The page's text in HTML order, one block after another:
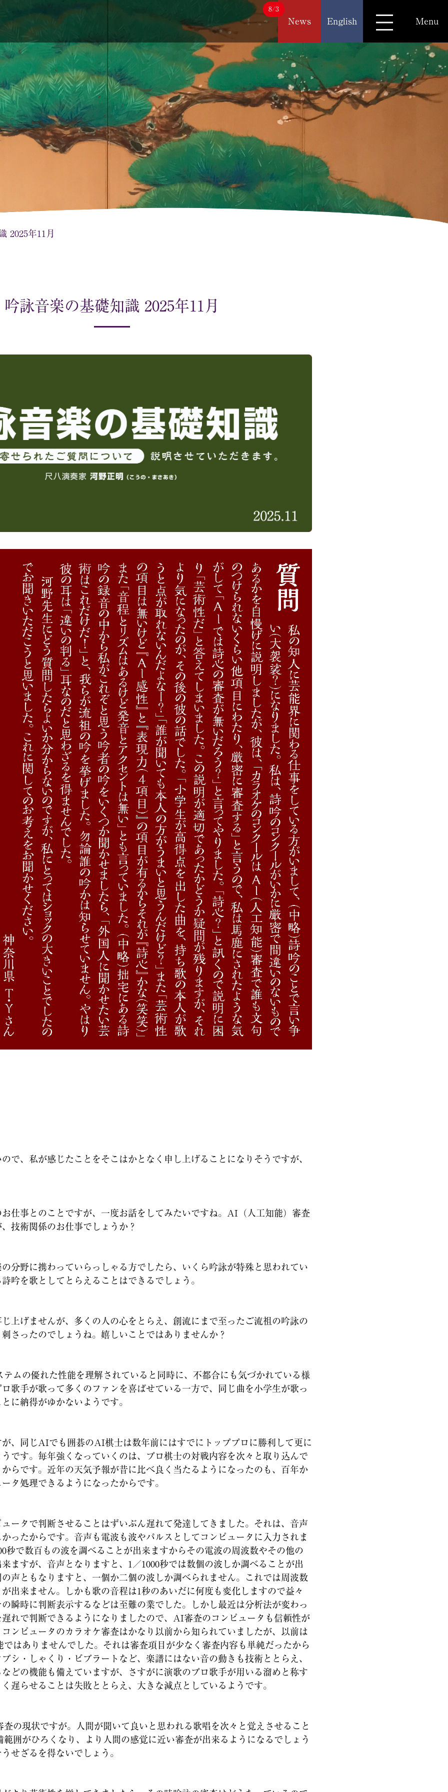
News
8/3
English Menu
2025年11月
吟詠音楽の基礎知識 2025年11月
で、私が感じたことをそこはかとなく申し上げることになりそうですが、
仕事とのことですが、一度お話をしてみたいですね。AI（人工知能）審査
技術関係のお仕事でしょうか？
分野に携わっていらっしゃる方でしたら、いくら吟詠が特殊と思われてい
吟を歌としてとらえることはできるでしょう。
上げませんが、多くの人の心をとらえ、創流にまで至ったご流祖の吟詠の
さったのでしょうね。嬉しいことではありませんか？
ムの優れた性能を理解されていると同時に、不都合にも気づかれている様
歌手が歌って多くのファンを喜ばせている一方で、同じ曲を小学生が歌っ
に納得がゆかないようです。
、同じAIでも囲碁のAI棋士は数年前にはすでにトッププロに勝利して更に
です。毎年強くなっていくのは、プロ棋士の対戦内容を次々と取り込んで
らです。近年の天気予報が昔に比べ良く当たるようになったのも、百年か
タ処理できるようになったからです。
ータで判断させることはずいぶん遅れて発達してきました。それは、音声
ったからです。音声も電波も波やパルスとしてコンピュータに入力されま
秒で数百もの波を調べることが出来ますからその電波の周波数やその他の
ますが、音声となりますと、1／1000秒では数個の波しか調べることが出
声ともなりますと、一個か二個の波しか調べられません。これでは周波数
出来ません。しかも歌の音程は1秒のあいだに何度も変化しますので益々
瞬時に判断表示するなどは至難の業でした。しかし最近は分析法が変わっ
れで判断できるようになりましたので、AI審査のコンピュータも信頼性が
ンピュータのカラオケ審査はかなり以前から知られていましたが、以前は
はありませんでした。それは審査項目が少なく審査内容も単純だったから
シ・しゃくり・ビブラートなど、楽譜にはない音の動きも技術ととらえ、
どの機能も備えていますが、さすがに演歌のプロ歌手が用いる溜めと称す
遅らせることは失敗ととらえ、大きな減点としているようです。
の現状ですが。人間が聞いて良いと思われる歌唱を次々と覚えさせること
囲がひろくなり、より人間の感覚に近い審査が出来るようになるでしょう
せざるを得ないでしょう。